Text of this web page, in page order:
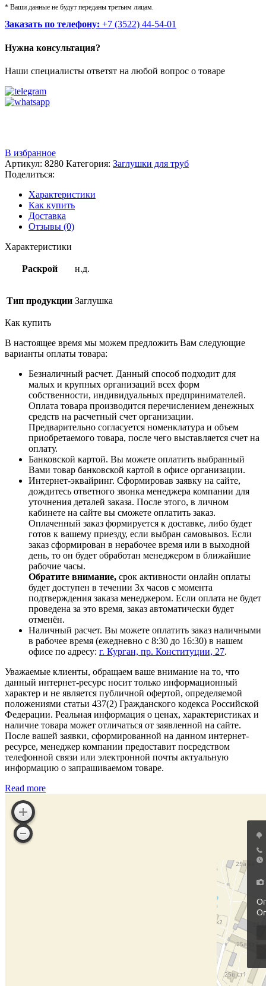
* Ваши данные не будут переданы третьим лицам.
Заказать по телефону: +7 (3522) 44-54-01
Нужна консультация?
Наши специалисты ответят на любой вопрос о товаре
В избранное
Артикул: 8280 Категория: Заглушки для труб
Поделиться:
Характеристики
Как купить
Доставка
Отзывы (0)
Характеристики
Раскрой н.д.
Тип продукции Заглушка
Как купить
В настоящее время мы можем предложить Вам следующие
варианты оплаты товара:
Безналичный расчет. Данный способ подходит для
малых и крупных организаций всех форм
собственности, индивидуальных предпринимателей.
Оплата товара производится перечислением денежных
средств на расчетный счет организации.
Предварительно согласуется номенклатура и объем
приобретаемого товара, после чего выставляется счет на
оплату.
Банковской картой. Вы можете оплатить выбранный
Вами товар банковской картой в офисе организации.
Интернет-эквайринг. Сформировав заявку на сайте,
дождитесь ответного звонка менеджера компании для
уточнения деталей заказа. После этого, в личном
кабинете на сайте вы сможете оплатить заказ.
Оплаченный заказ формируется к доставке, либо будет
готов к вашему приезду, если выбран самовывоз. Если
заказ сформирован в нерабочее время или в выходной
день, то он будет обработан менеджером в ближайшие
рабочие часы.
Обратите внимание, срок активности онлайн оплаты
будет доступен в течении 3х часов с момента
подтверждения заказа менеджером. Если оплата не будет
проведена за это время, заказ автоматически будет
отменён.
Наличный расчет. Вы можете оплатить заказ наличными
в рабочее время (ежедневно с 8:30 до 16:30) в нашем
офисе по адресу: г. Курган, пр. Конституции, 27.
Уважаемые клиенты, обращаем ваше внимание на то, что
данный интернет-ресурс носит только информационный
характер и не является публичной офертой, определяемой
положениями статьи 437(2) Гражданского кодекса Российской
Федерации. Реальная информация о ценах, характеристиках и
наличие товара может отличаться от заявленной на сайте.
После вашей заявки, сформированной на данном интернет-
ресурсе, менеджер компании предоставит посредством
телефонной связи или электронной почты актуальную
информацию о запрашиваемом товаре.
Read more